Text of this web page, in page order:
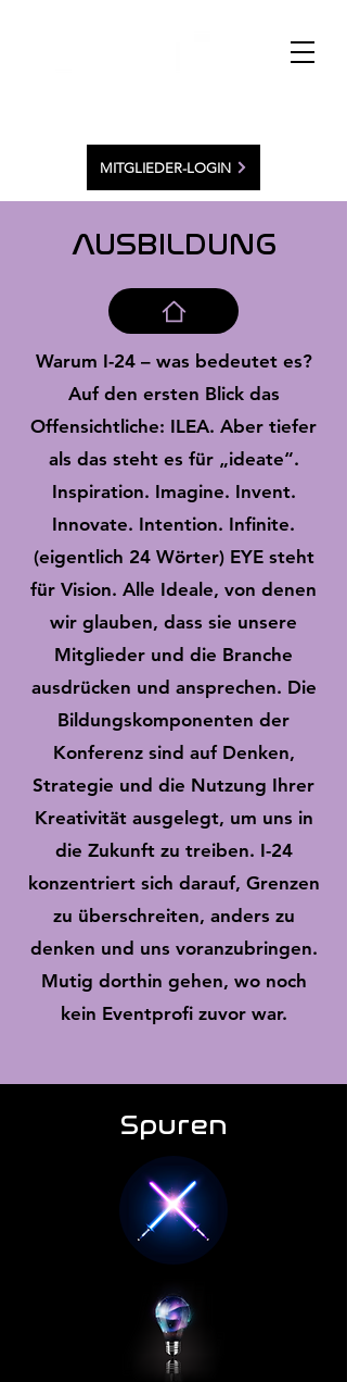
MITGLIEDER-LOGIN
AUSBILDUNG
Warum I-24 – was bedeutet es?
Auf den ersten Blick das
Offensichtliche: ILEA. Aber tiefer
als das steht es für „ideate“.
Inspiration. Imagine. Invent.
Innovate. Intention. Infinite.
(eigentlich 24 Wörter) EYE steht
für Vision. Alle Ideale, von denen
wir glauben, dass sie unsere
Mitglieder und die Branche
ausdrücken und ansprechen. Die
Bildungskomponenten der
Konferenz sind auf Denken,
Strategie und die Nutzung Ihrer
Kreativität ausgelegt, um uns in
die Zukunft zu treiben. I-24
konzentriert sich darauf, Grenzen
zu überschreiten, anders zu
denken und uns voranzubringen.
Mutig dorthin gehen, wo noch
kein Eventprofi zuvor war.
Spuren